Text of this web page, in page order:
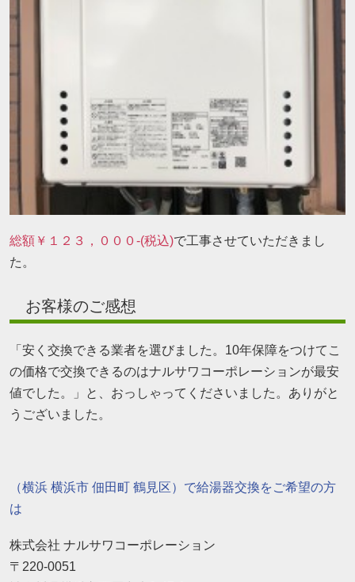
総額￥１２３，０００-(税込)で工事させていただきまし
た。
お客様のご感想
「安く交換できる業者を選びました。10年保障をつけてこ
の価格で交換できるのはナルサワコーポレーションが最安
値でした。」と、おっしゃってくださいました。ありがと
うございました。
（横浜 横浜市 佃田町 鶴見区）で給湯器交換をご希望の方
は
株式会社 ナルサワコーポレーション
〒220-0051